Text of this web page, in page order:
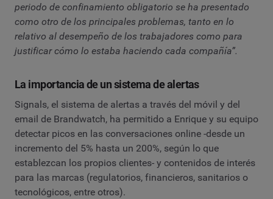
periodo de confinamiento obligatorio se ha presentado
como otro de los principales problemas, tanto en lo
relativo al desempeño de los trabajadores como para
justificar cómo lo estaba haciendo cada compañía”.
La importancia de un sistema de alertas
Signals, el sistema de alertas a través del móvil y del
email de Brandwatch, ha permitido a Enrique y su equipo
detectar picos en las conversaciones online -desde un
incremento del 5% hasta un 200%, según lo que
establezcan los propios clientes- y contenidos de interés
para las marcas (regulatorios, financieros, sanitarios o
tecnológicos, entre otros).